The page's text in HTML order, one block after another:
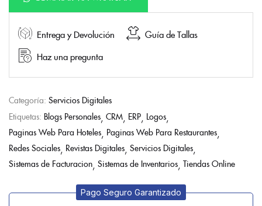
Entrega y Devolución
Guía de Tallas
Haz una pregunta
Categoría: Servicios Digitales
Etiquetas: Blogs Personales CRM ERP Logos
Paginas Web Para Hoteles Paginas Web Para Restaurantes
Redes Sociales Revistas Digitales Servicios Digitales
Sistemas de Facturacion Sistemas de Inventarios Tiendas Online
Pago Seguro Garantizado